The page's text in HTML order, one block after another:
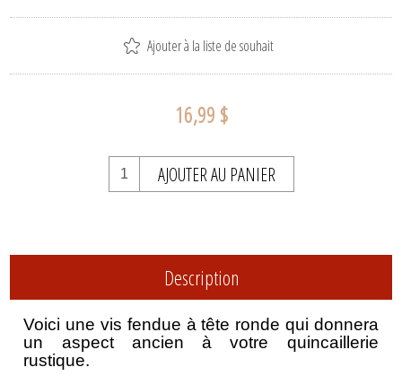
Ajouter à la liste de souhait
16,99 $
AJOUTER AU PANIER
Description
Voici une vis fendue à tête ronde qui donnera
un aspect ancien à votre quincaillerie
rustique.